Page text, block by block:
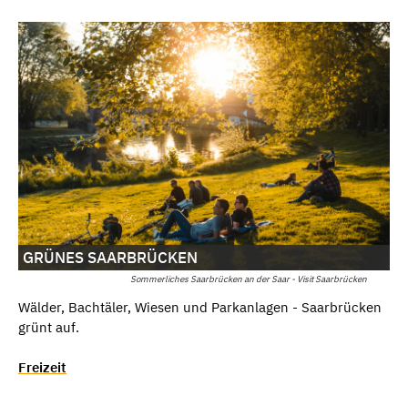
Sommerliches Saarbrücken an der Saar - Visit Saarbrücken
GRÜNES SAARBRÜCKEN
Wälder, Bachtäler, Wiesen und Parkanlagen - Saarbrücken
grünt auf.
Freizeit